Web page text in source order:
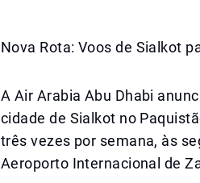
Nova Rota: Voos de Sialkot
A Air Arabia Abu Dhabi
cidade de Sialkot no
três vezes por semana, às
Aeroporto Internacional de